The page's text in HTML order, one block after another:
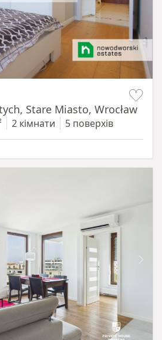
Stare Miasto, Wrocław
2 кімнати 5 поверхів